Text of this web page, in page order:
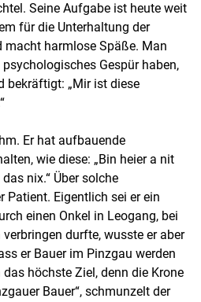
Seine Aufgabe ist heute weit
für die Unterhaltung der
macht harmlose Späße. Man
Gespür haben,
bekräftigt: „Mir ist diese
Er hat aufbauende
wie diese: „Bin heier a nit
nix.“ Über solche
Patient. Eigentlich sei er ein
einen Onkel in Leogang, bei
durfte, wusste er aber
er Bauer im Pinzgau werden
höchste Ziel, denn die Krone
Bauer“, schmunzelt der